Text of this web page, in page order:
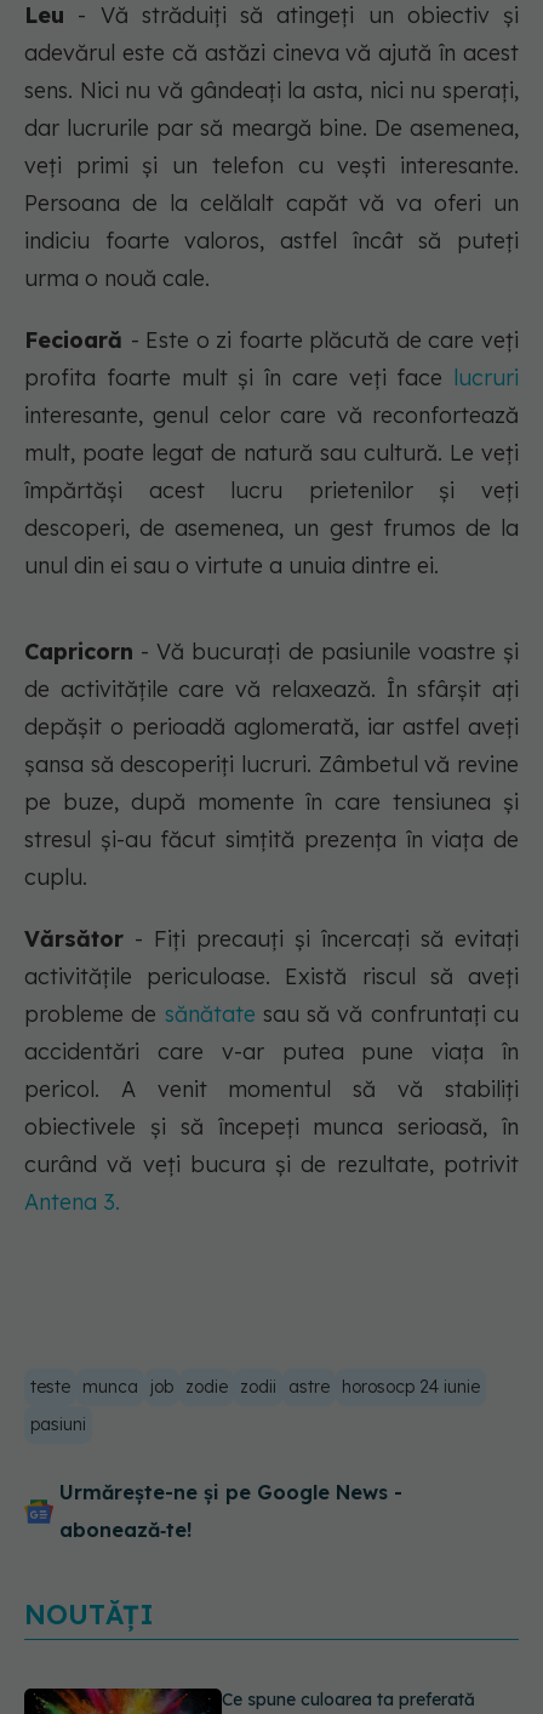
Leu - Vă străduiţi să atingeţi un obiectiv și
adevărul este că astăzi cineva vă ajută în acest
sens. Nici nu vă gândeaţi la asta, nici nu speraţi,
dar lucrurile par să meargă bine. De asemenea,
veţi primi şi un telefon cu veşti interesante.
Persoana de la celălalt capăt vă va oferi un
indiciu foarte valoros, astfel încât să puteți
urma o nouă cale.
Fecioară - Este o zi foarte plăcută de care veți
profita foarte mult și în care veți face lucruri
interesante, genul celor care vă reconfortează
mult, poate legat de natură sau cultură. Le veți
împărtăși acest lucru prietenilor și veți
descoperi, de asemenea, un gest frumos de la
unul din ei sau o virtute a unuia dintre ei.
Capricorn - Vă bucurați de pasiunile voastre și
de activitățile care vă relaxează. În sfârșit ați
depășit o perioadă aglomerată, iar astfel aveți
șansa să descoperiți lucruri. Zâmbetul vă revine
pe buze, după momente în care tensiunea și
stresul și-au făcut simțită prezența în viața de
cuplu.
Vărsător - Fiți precauți și încercați să evitați
activitățile periculoase. Există riscul să aveți
probleme de sănătate sau să vă confruntați cu
accidentări care v-ar putea pune viața în
pericol. A venit momentul să vă stabiliți
obiectivele și să începeți munca serioasă, în
curând vă veți bucura și de rezultate, potrivit
Antena 3.
teste munca job zodie zodii astre
horosocp 24 iunie
pasiuni
Urmărește-ne și pe Google News -
abonează‑te!
NOUTĂȚI
EXCLUSIV Cancerele care pot fi